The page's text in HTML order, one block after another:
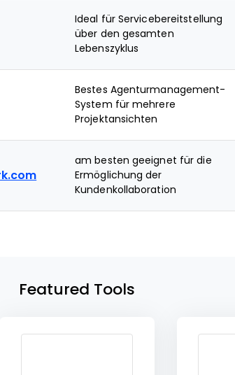
Ideal für Servicebereitstellung
über den gesamten
Lebenszyklus
Bestes Agenturmanagement-
System für mehrere
Projektansichten
am besten geeignet für die
Ermöglichung der
Kundenkollaboration
Featured Tools